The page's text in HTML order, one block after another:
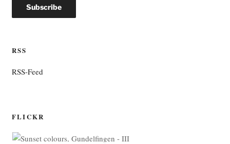
RSS
RSS-Feed
FLICKR